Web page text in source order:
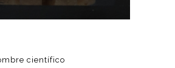
científico